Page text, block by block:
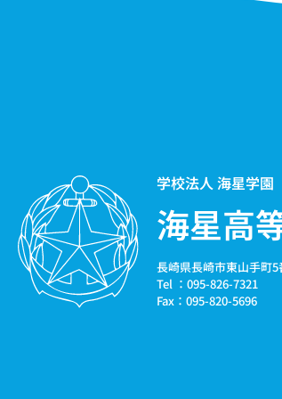
学校法人 海星学園
海星高
長崎県長崎市東山手町5
Tel ：095-826-7321
Fax：095-820-5696